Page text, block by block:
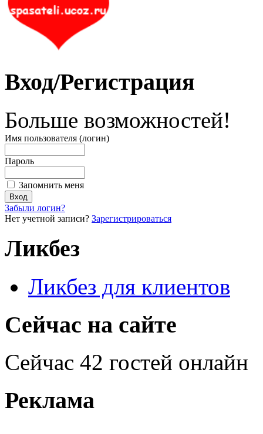
Вход/Регистрация
Больше возможностей!
Имя пользователя (логин)
Пароль
Запомнить меня
Забыли логин?
Нет учетной записи? Зарегистрироваться
Ликбез
Ликбез для клиентов
Сейчас на сайте
Сейчас 42 гостей онлайн
Реклама